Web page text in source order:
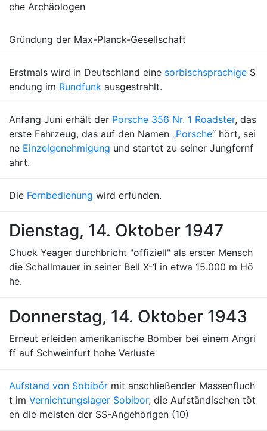
che Archäologen
Gründung der Max-Planck-Gesellschaft
Erstmals wird in Deutschland eine sorbischsprachige S
endung im Rundfunk ausgestrahlt.
Anfang Juni erhält der Porsche 356 Nr. 1 Roadster, das
erste Fahrzeug, das auf den Namen „Porsche“ hört, sei
ne Einzelgenehmigung und startet zu seiner Jungfernf
ahrt.
Die Fernbedienung wird erfunden.
Dienstag, 14. Oktober 1947
Chuck Yeager durchbricht "offiziell" als erster Mensch
die Schallmauer in seiner Bell X-1 in etwa 15.000 m Hö
he.
Donnerstag, 14. Oktober 1943
Erneut erleiden amerikanische Bomber bei einem Angri
ff auf Schweinfurt hohe Verluste
Aufstand von Sobibór mit anschließender Massenfluch
t im Vernichtungslager Sobibor, die Aufständischen töt
en die meisten der SS-Angehörigen (10)